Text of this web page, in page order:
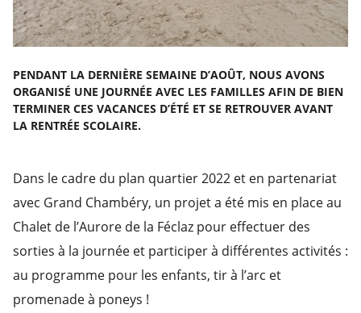
PENDANT LA DERNIÈRE SEMAINE D’AOÛT, NOUS AVONS
ORGANISÉ UNE JOURNÉE AVEC LES FAMILLES AFIN DE BIEN
TERMINER CES VACANCES D’ÉTÉ ET SE RETROUVER AVANT
LA RENTRÉE SCOLAIRE.
Dans le cadre du plan quartier 2022 et en partenariat
avec Grand Chambéry, un projet a été mis en place au
Chalet de l’Aurore de la Féclaz pour effectuer des
sorties à la journée et participer à différentes activités :
au programme pour les enfants, tir à l’arc et
promenade à poneys !